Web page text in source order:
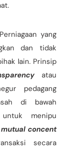
yang
dan tidak
lain. Prinsip
atau
pedagang
di bawah
menipu
mutual concent
secara